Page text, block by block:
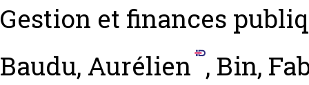
Gestion et finances
Baudu, Aurélien , Bin,